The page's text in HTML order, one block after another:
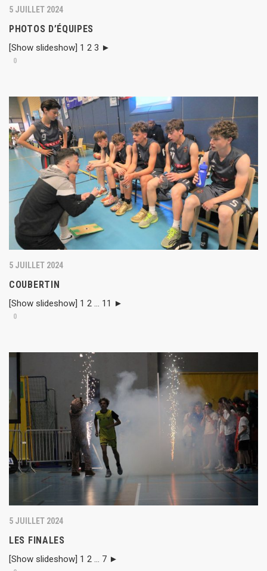
5 JUILLET 2024
PHOTOS D’ÉQUIPES
[Show slideshow] 1 2 3 ►
0
5 JUILLET 2024
COUBERTIN
[Show slideshow] 1 2 ... 11 ►
0
5 JUILLET 2024
LES FINALES
[Show slideshow] 1 2 ... 7 ►